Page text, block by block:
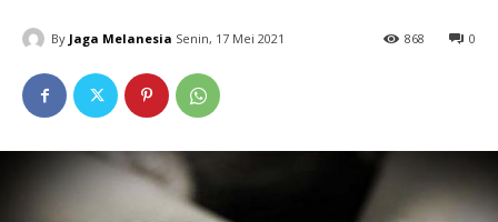
By Jaga Melanesia Senin, 17 Mei 2021 0
868